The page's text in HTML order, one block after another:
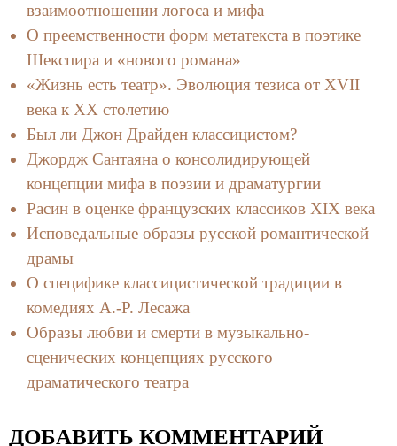
взаимоотношении логоса и мифа
О преемственности форм метатекста в поэтике
Шекспира и «нового романа»
«Жизнь есть театр». Эволюция тезиса от XVII
века к XX столетию
Был ли Джон Драйден классицистом?
Джордж Сантаяна о консолидирующей
концепции мифа в поэзии и драматургии
Расин в оценке французских классиков XIX века
Исповедальные образы русской романтической
драмы
О специфике классицистической традиции в
комедиях А.-Р. Лесажа
Образы любви и смерти в музыкально-
сценических концепциях русского
драматического театра
ДОБАВИТЬ КОММЕНТАРИЙ